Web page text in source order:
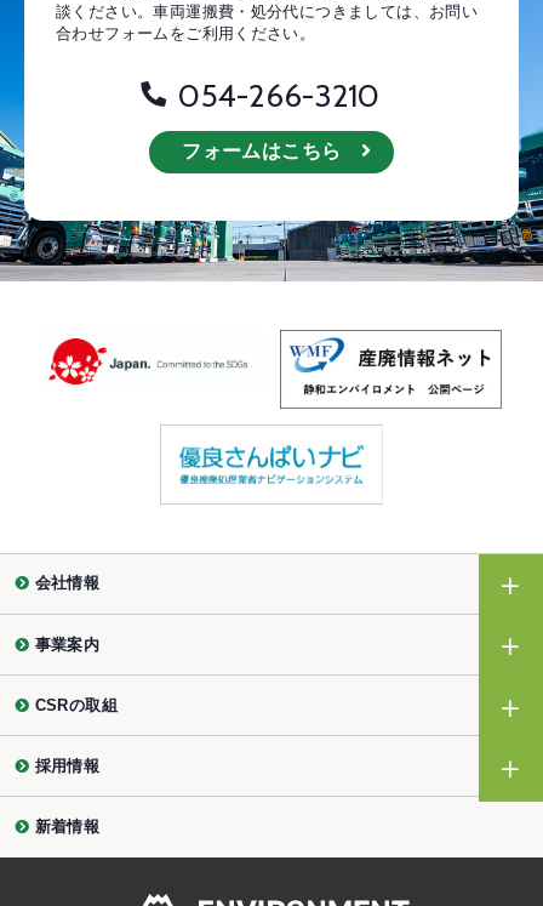
談ください。車両運搬費・処分代につきましては、お問い
合わせフォームをご利用ください。
054-266-3210
フォームはこちら
会社情報
事業案内
CSRの取組
採用情報
新着情報